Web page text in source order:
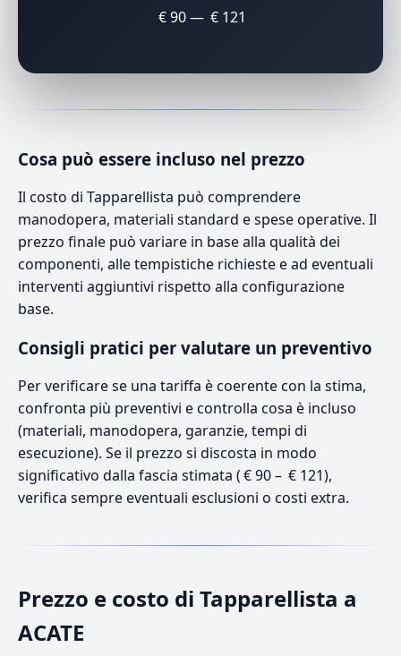
€ 90 — € 121
Cosa può essere incluso nel prezzo
Il costo di Tapparellista può comprendere
manodopera, materiali standard e spese operative. Il
prezzo finale può variare in base alla qualità dei
componenti, alle tempistiche richieste e ad eventuali
interventi aggiuntivi rispetto alla configurazione
base.
Consigli pratici per valutare un preventivo
Per verificare se una tariffa è coerente con la stima,
confronta più preventivi e controlla cosa è incluso
(materiali, manodopera, garanzie, tempi di
esecuzione). Se il prezzo si discosta in modo
significativo dalla fascia stimata ( € 90 – € 121),
verifica sempre eventuali esclusioni o costi extra.
Prezzo e costo di Tapparellista a
ACATE